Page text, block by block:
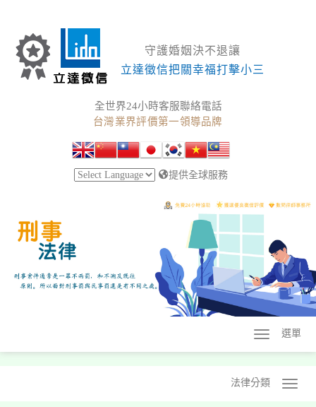
守護婚姻決不退讓
立達徵信把關幸福打擊小三
全世界24小時客服聯絡電話
台灣業界評價第一領導品牌
提供全球服務
選單
法律分類